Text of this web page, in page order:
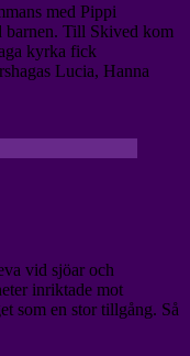
med Pippi
barnen. Till Skived kom
kyrka fick
Lucia, Hanna
vid sjöar och
inriktade mot
som en stor tillgång. Så